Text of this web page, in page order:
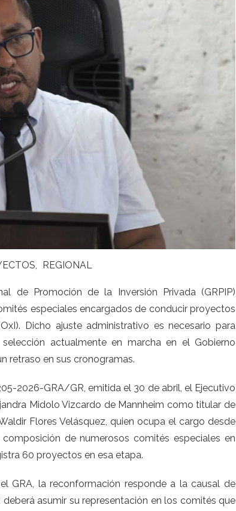
REGIONAL
de Promoción de la Inversión Privada (GRPIP)
especiales encargados de conducir proyectos
Dicho ajuste administrativo es necesario para
actualmente en marcha en el Gobierno
retraso en sus cronogramas.
2026-GRA/GR, emitida el 30 de abril, el Ejecutivo
Midolo Vizcardo de Mannheim como titular de
Flores Velásquez, quien ocupa el cargo desde
de numerosos comités especiales en
60 proyectos en esa etapa.
GRA, la reconformación responde a la causal de
deberá asumir su representación en los comités que